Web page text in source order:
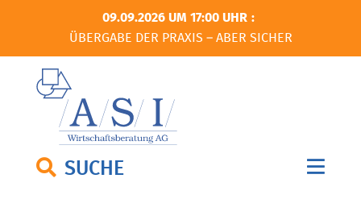
09.09.2026 UM 17:00 UHR
ÜBERGABE DER PRAXIS – ABER SICHER
SUCHE